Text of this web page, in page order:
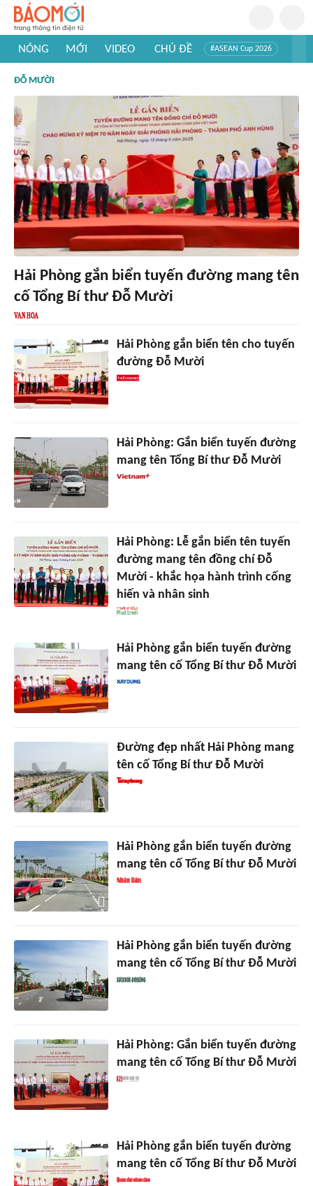
NÓNG MỚI VIDEO CHỦ ĐỀ #ASEAN Cup 2026
#Khám phá thế giới
ĐỖ MƯỜI
Hải Phòng gắn biển tuyến đường mang tên
cố Tổng Bí thư Đỗ Mười
Hải Phòng gắn biển tên cho tuyến
đường Đỗ Mười
Hải Phòng: Gắn biển tuyến đường
mang tên Tổng Bí thư Đỗ Mười
Hải Phòng: Lễ gắn biển tên tuyến
đường mang tên đồng chí Đỗ
Mười - khắc họa hành trình cống
hiến và nhân sinh
Hải Phòng gắn biển tuyến đường
mang tên cố Tổng Bí thư Đỗ Mười
Đường đẹp nhất Hải Phòng mang
tên cố Tổng Bí thư Đỗ Mười
Hải Phòng gắn biển tuyến đường
mang tên cố Tổng Bí thư Đỗ Mười
Hải Phòng gắn biển tuyến đường
mang tên cố Tổng Bí thư Đỗ Mười
Hải Phòng: Gắn biển tuyến đường
mang tên cố Tổng Bí thư Đỗ Mười
Hải Phòng gắn biển tuyến đường
mang tên cố Tổng Bí thư Đỗ Mười